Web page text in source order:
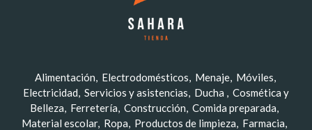
Alimentación Electrodomésticos Menaje Móviles
Electricidad Servicios y asistencias Ducha
Cosmética y
Belleza
Ferretería Construcción Comida preparada
Material escolar Ropa Productos de limpieza
Farmacia